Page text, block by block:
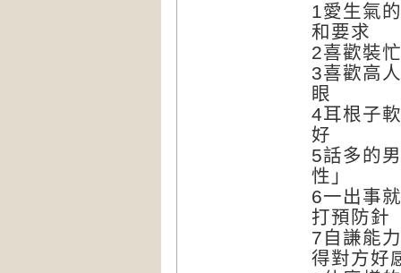
1愛生氣
和要求
2喜歡裝
3喜歡高
眼
4耳根子
好
5話多的
性」
6一出事
打預防針
7自謙能
得對方好